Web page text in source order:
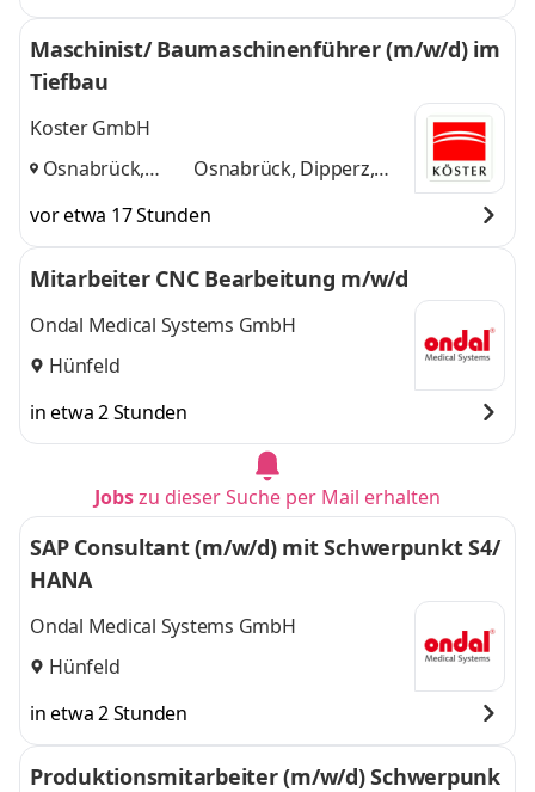
Maschinist/ Baumaschinenführer (m/w/d) im
Tiefbau
Koster GmbH
Osnabrück,
Bielefeld,
Osnabrück, Dipperz,
vor etwa 17 Stunden
Mitarbeiter CNC Bearbeitung m/w/d
Ondal Medical Systems GmbH
Hünfeld
in etwa 2 Stunden
Jobszu dieser Suche per Mail erhalten
SAP Consultant (m/w/d) mit Schwerpunkt S4/
HANA
Ondal Medical Systems GmbH
Hünfeld
in etwa 2 Stunden
Produktionsmitarbeiter (m/w/d) Schwerpunk